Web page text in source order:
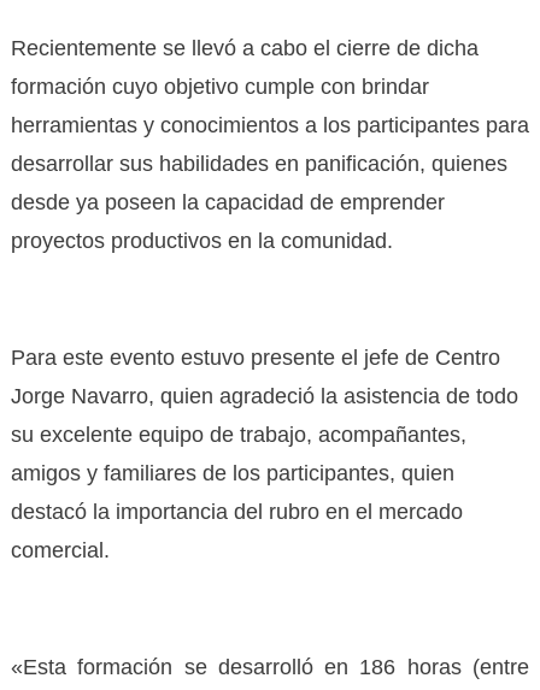
Recientemente se llevó a cabo el cierre de dicha
formación cuyo objetivo cumple con brindar
herramientas y conocimientos a los participantes para
desarrollar sus habilidades en panificación, quienes
desde ya poseen la capacidad de emprender
proyectos productivos en la comunidad.
Para este evento estuvo presente el jefe de Centro
Jorge Navarro, quien agradeció la asistencia de todo
su excelente equipo de trabajo, acompañantes,
amigos y familiares de los participantes, quien
destacó la importancia del rubro en el mercado
comercial.
«Esta formación se desarrolló en 186 horas (entre